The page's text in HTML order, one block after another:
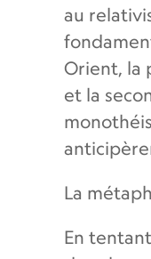
au
Orient, la
et la
La
En